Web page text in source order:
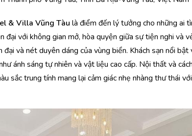
& Villa Vũng Tàu là điểm đến lý tưởng cho những ai
với không gian mở, hòa quyện giữa sự tiện nghi và
và nét duyên dáng của vùng biển. Khách sạn nổi bật
ánh sáng tự nhiên và vật liệu cao cấp. Nội thất và
sắc trung tính mang lại cảm giác nhẹ nhàng thư thái với